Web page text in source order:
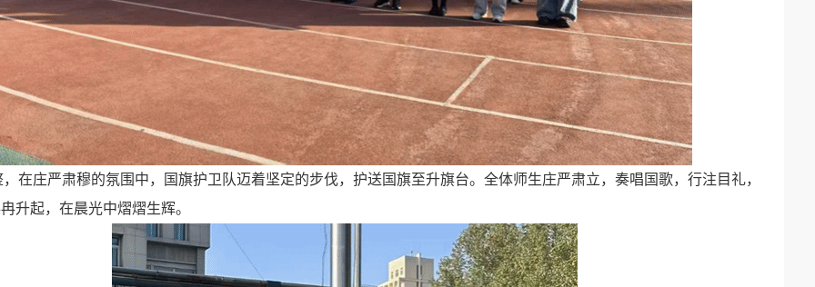
，在庄严肃穆的氛围中，国旗护卫队迈着坚定的步伐，护送国旗至升旗台。全体师生庄严肃立，奏唱国歌，行注目礼，
升起，在晨光中熠熠生辉。